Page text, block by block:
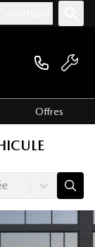
Offres